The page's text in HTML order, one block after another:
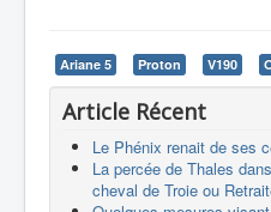
Ariane 5 Proton V190
Article Récent
Le Phénix renait de ses
La percée de Thales
cheval de Troie ou